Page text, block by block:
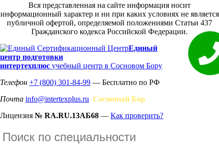
Вся представленная на сайте информация носит
информационный характер и ни при каких условиях не является
публичной офертой, определяемой положениями Статьи 437
Гражданского кодекса Российской Федерации.
Единый
центр подготовки
интертехплюс учебный центр в Сосновом Бору
Телефон +7 (800) 301-84-99 — Бесплатно по РФ
Почта info@intertexplus.ru Сосновый Бор
Лицензия № RA.RU.13АБ68 — Как проверить?